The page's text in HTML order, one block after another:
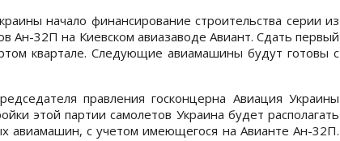
начало финансирование строительства серии из
Ан-32П на Киевском авиазаводе Авиант. Сдать первый
квартале. Следующие авиамашины будут готовы с
правления госконцерна Авиация Украины
этой партии самолетов Украина будет располагать
авиамашин, с учетом имеющегося на Авианте Ан-32П.